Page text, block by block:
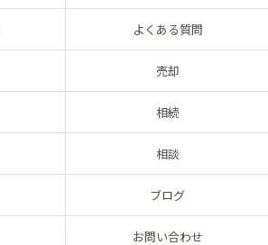
よくある質問
売却
相続
相談
ブログ
お問い合わせ